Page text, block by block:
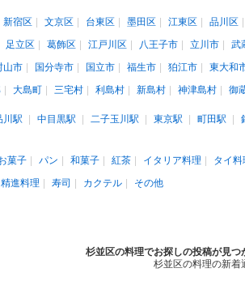
新宿区 文京区 台東区 墨田区 江東区 品川区
足立区 葛飾区 江戸川区 八王子市 立川市 武
山市 国分寺市 国立市 福生市 狛江市 東大和
大島町 三宅村 利島村 新島村 神津島村 御
川駅 中目黒駅 二子玉川駅 東京駅 町田駅
菓子 パン 和菓子 紅茶 イタリア料理 タイ料
精進料理 寿司 カクテル その他
杉並区の料理でお探しの投稿が見つ
杉並区の料理の新着